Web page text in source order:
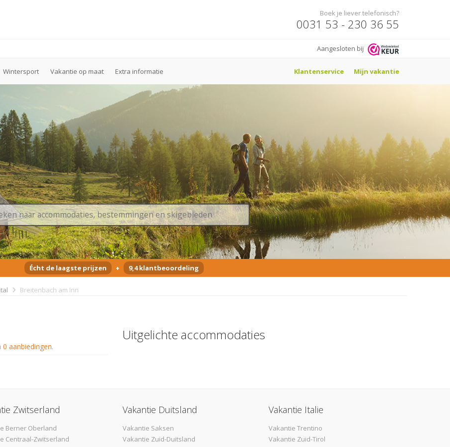
Boek je liever telefonisch?
0031 53 - 230 36 55
Aangesloten bij
Wintersport Vakantie op maat Extra informatie Klantenservice Mijn vakantie
Écht de laagste prijzen + 9,4 klantbeoordeling
Breitenbach am Inn
0 aanbiedingen.
Uitgelichte accommodaties
Zwitserland
Berner Oberland
Centraal-Zwitserland
Vakantie Duitsland
Vakantie Saksen
Vakantie Zuid-Duitsland
Vakantie Italie
Vakantie Trentino
Vakantie Zuid-Tirol